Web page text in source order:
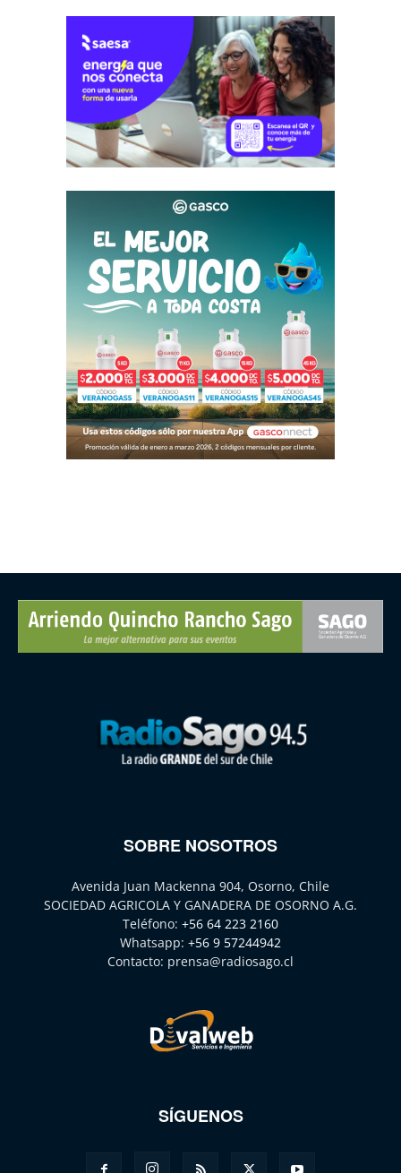
SOBRE NOSOTROS
Avenida Juan Mackenna 904, Osorno, Chile
SOCIEDAD AGRICOLA Y GANADERA DE OSORNO A.G.
Teléfono: +56 64 223 2160
Whatsapp: +56 9 57244942
Contacto: prensa@radiosago.cl
SÍGUENOS